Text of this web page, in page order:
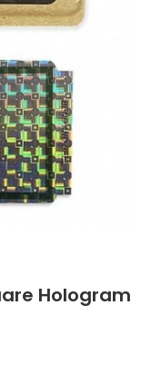
Hologram